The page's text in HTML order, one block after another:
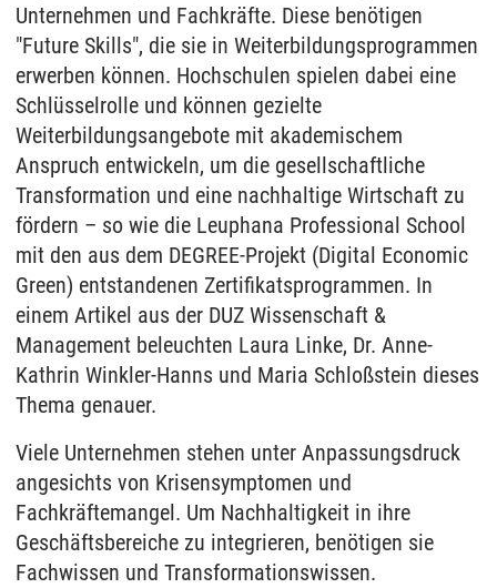
Unternehmen und Fachkräfte. Diese benötigen
"Future Skills", die sie in Weiterbildungsprogrammen
erwerben können. Hochschulen spielen dabei eine
Schlüsselrolle und können gezielte
Weiterbildungsangebote mit akademischem
Anspruch entwickeln, um die gesellschaftliche
Transformation und eine nachhaltige Wirtschaft zu
fördern – so wie die Leuphana Professional School
mit den aus dem DEGREE-Projekt (Digital Economic
Green) entstandenen Zertifikatsprogrammen. In
einem Artikel aus der DUZ Wissenschaft &
Management beleuchten Laura Linke, Dr. Anne-
Kathrin Winkler-Hanns und Maria Schloßstein dieses
Thema genauer.
Viele Unternehmen stehen unter Anpassungsdruck
angesichts von Krisensymptomen und
Fachkräftemangel. Um Nachhaltigkeit in ihre
Geschäftsbereiche zu integrieren, benötigen sie
Fachwissen und Transformationswissen.